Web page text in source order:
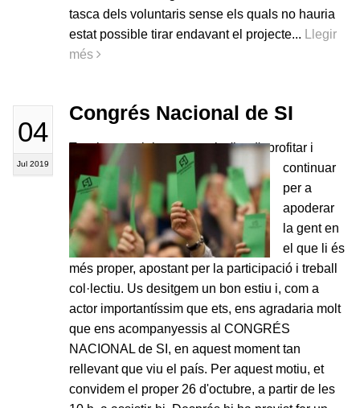
tasca dels voluntaris sense els quals no hauria
estat possible tirar endavant el projecte...
Llegir
més
04
Jul 2019
Congrés Nacional de SI
Tot el potencial aconseguit s'ha d'aprofitar i
continuar
per a
apoderar
la gent en
el que li és
més proper, apostant per la participació i treball
col·lectiu. Us desitgem un bon estiu i, com a
actor importantíssim que ets, ens agradaria molt
que ens acompanyessis al CONGRÉS
NACIONAL de SI, en aquest moment tan
rellevant que viu el país. Per aquest motiu, et
convidem el proper 26 d'octubre, a partir de les